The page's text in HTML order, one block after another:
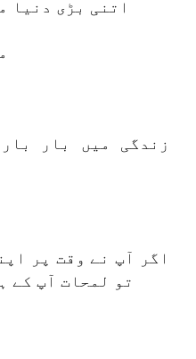
اتنی بڑی دنیا
زندگی میں بار
اگر آپ نے وقت پر
تو لمحات آپ کے